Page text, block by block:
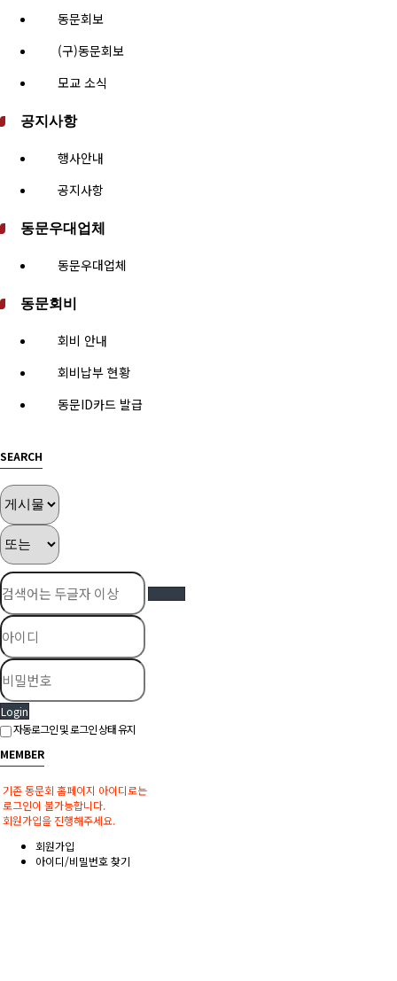
동문회보
(구)동문회보
모교 소식
공지사항
행사안내
공지사항
동문우대업체
동문우대업체
동문회비
회비 안내
회비납부 현황
동문ID카드 발급
SEARCH
Login
자동로그인 및 로그인 상태 유지
MEMBER
기존 동문회 홈페이지 아이디로는
로그인이 불가능합니다.
회원가입을 진행해주세요.
회원가입
아이디/비밀번호 찾기